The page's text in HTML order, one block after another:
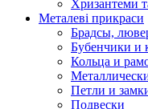
Хризантеми
Металеві прикраси
Брадсы,
Бубенчики и
Кольца и
Петли и
Подвески